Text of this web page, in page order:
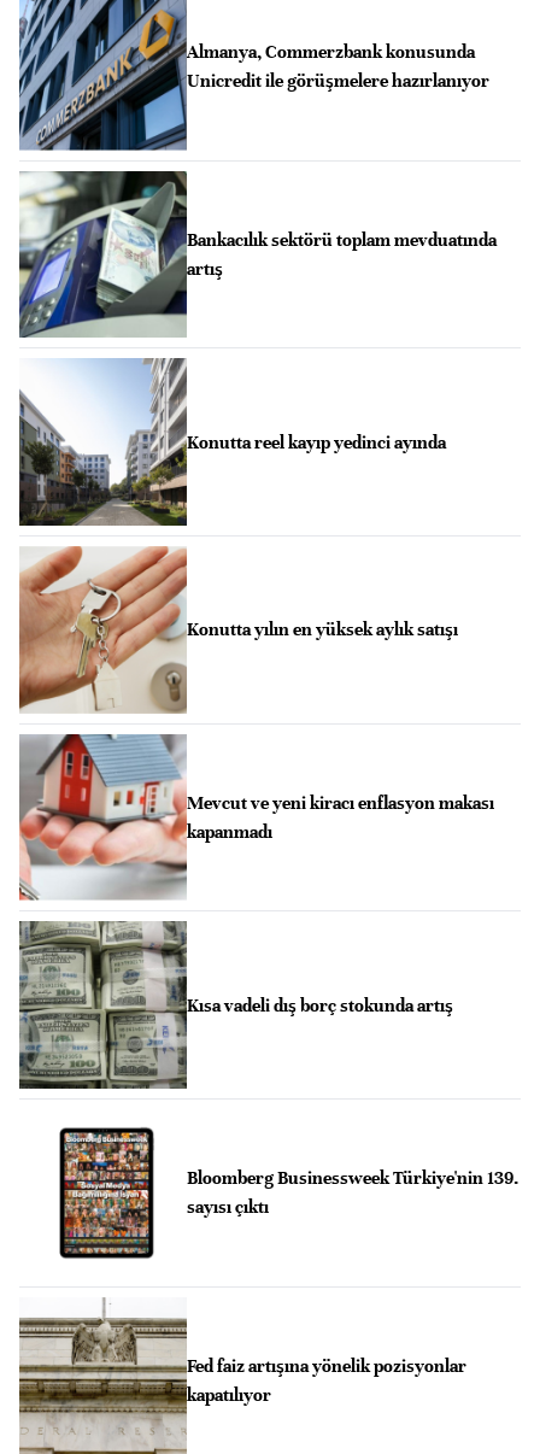
Almanya, Commerzbank konusunda
Unicredit ile görüşmelere hazırlanıyor
Bankacılık sektörü toplam mevduatında
artış
Konutta reel kayıp yedinci ayında
Konutta yılın en yüksek aylık satışı
Mevcut ve yeni kiracı enflasyon makası
kapanmadı
Kısa vadeli dış borç stokunda artış
Bloomberg Businessweek Türkiye'nin 139.
sayısı çıktı
Fed faiz artışına yönelik pozisyonlar
kapatılıyor